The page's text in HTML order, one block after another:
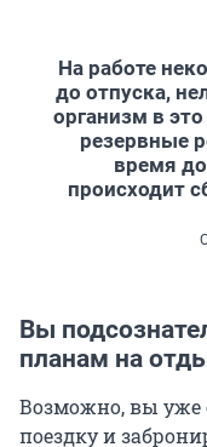
На работе
до отпуска,
организм в
резервные
время
происходит
Вы
планам на
Возможно, вы
поездку и